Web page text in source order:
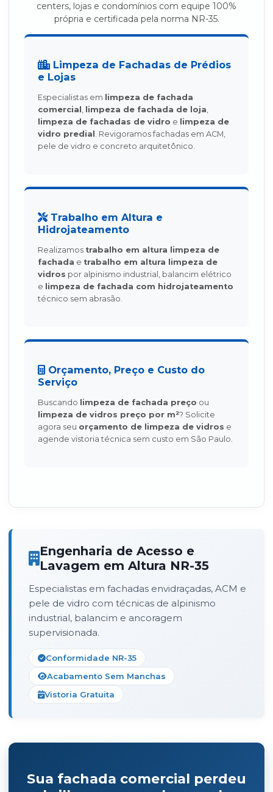
centers, lojas e condomínios com equipe 100%
própria e certificada pela norma NR-35.
Limpeza de Fachadas de Prédios
e Lojas
Especialistas em limpeza de fachada
comercial , limpeza de fachada de loja,
limpeza de fachadas de vidro e limpeza de
vidro predial . Revigoramos fachadas em ACM,
pele de vidro e concreto arquitetônico.
Trabalho em Altura e
Hidrojateamento
Realizamos trabalho em altura limpeza de
fachada e trabalho em altura limpeza de
vidros por alpinismo industrial, balancim elétrico
e limpeza de fachada com hidrojateamento
técnico sem abrasão.
Orçamento, Preço e Custo do
Serviço
Buscando limpeza de fachada preço ou
limpeza de vidros preço por m²? Solicite
agora seu orçamento de limpeza de vidros e
agende vistoria técnica sem custo em São Paulo.
Engenharia de Acesso e
Lavagem em Altura NR-35
Especialistas em fachadas envidraçadas, ACM e
pele de vidro com técnicas de alpinismo
industrial, balancim e ancoragem
supervisionada.
Conformidade NR-35
Acabamento Sem Manchas
Vistoria Gratuita
Sua fachada comercial perdeu